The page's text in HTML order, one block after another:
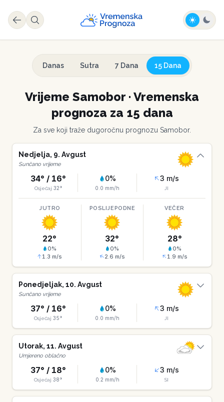
Danas Sutra 7 Dana 15 Dana
Vrijeme Samobor · Vremenska
prognoza za 15 dana
Za sve koji traže dugoročnu prognozu Samobor.
Nedjelja, 9. Avgust
Sunčano vrijeme
34° / 16°
Osjećaj 32°
0%
0.0 mm/h
3 m/s
JI
JUTRO
22°
0%
1.3 m/s
POSLIJEPODNE
32°
0%
2.6 m/s
VEČER
28°
0%
1.9 m/s
Ponedjeljak, 10. Avgust
Sunčano vrijeme
37° / 16°
Osjećaj 35°
0%
0.0 mm/h
3 m/s
JI
Utorak, 11. Avgust
Umjereno oblačno
37° / 18°
Osjećaj 38°
0%
0.2 mm/h
3 m/s
SI